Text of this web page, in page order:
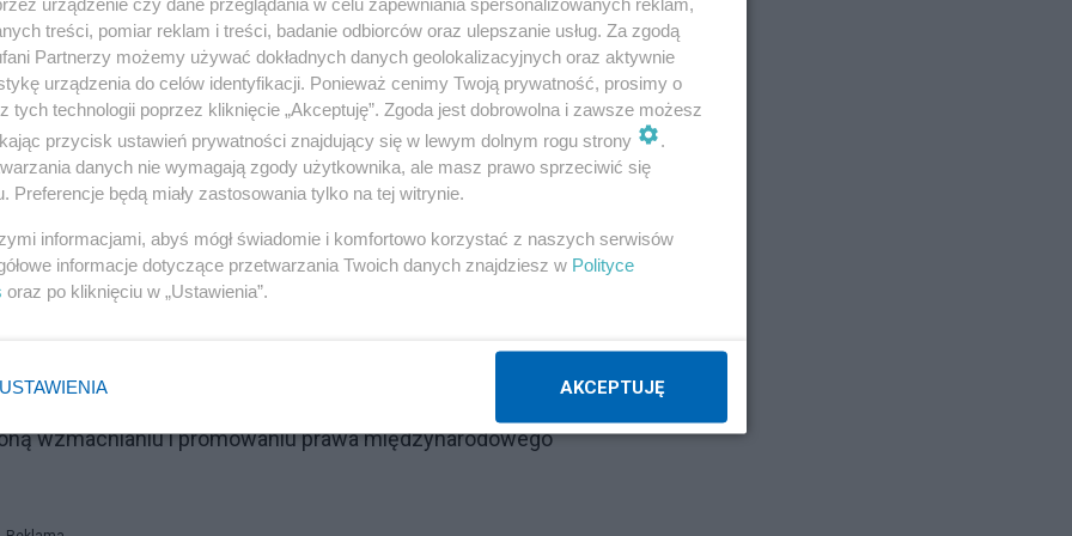
Polska, szczególnie doświadczona w minionym
w tej sprawie głos i to czynimy. W imię pokoju i
prezydent.
członkostwo w Radzie Bezpieczeństwa ONZ.
przewodnictwa w pracach RB ONZ Polska
wzmacnianiu i promowaniu prawa międzynarodowego
treści, pomiar reklam i treści, badanie odbiorców oraz ulepszanie usług. Za zgodą
Partnerzy możemy używać dokładnych danych geolokalizacyjnych oraz aktywnie
urządzenia do celów identyfikacji. Ponieważ cenimy Twoją prywatność, prosimy o
tych technologii poprzez kliknięcie „Akceptuję”. Zgoda jest dobrowolna i zawsze możesz
przycisk ustawień prywatności znajdujący się w lewym dolnym rogu strony
.
danych nie wymagają zgody użytkownika, ale masz prawo sprzeciwić się
Preferencje będą miały zastosowania tylko na tej witrynie.
informacjami, abyś mógł świadomie i komfortowo korzystać z naszych serwisów
informacje dotyczące przetwarzania Twoich danych znajdziesz w Polityce
oraz po kliknięciu w „Ustawienia”.
USTAWIENIA AKCEPTUJĘ